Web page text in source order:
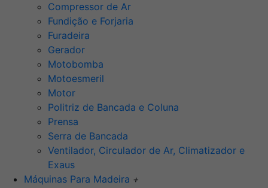
Compressor de Ar
Fundição e Forjaria
Furadeira
Gerador
Motobomba
Motoesmeril
Motor
Politriz de Bancada e Coluna
Prensa
Serra de Bancada
Ventilador, Circulador de Ar, Climatizador e
Exaus
Máquinas Para Madeira +